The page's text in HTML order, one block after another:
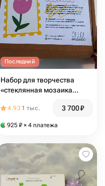
Последний
Набор для творчества
«стеклянная мозаика
4.93 1 тыс. 3 700₽
925 ₽ × 4 платежа